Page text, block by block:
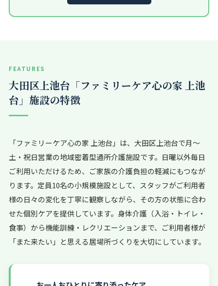
FEATURES
大田区上池台「ファミリーケア心の家 上池
台」施設の特徴
「ファミリーケア心の家 上池台」は、大田区上池台で月〜
土・祝日営業の地域密着型通所介護施設です。日曜以外毎日
ご利用いただけるため、ご家族の介護負担の軽減にもつなが
ります。定員10名の小規模施設として、スタッフがご利用者
様の日々の変化を丁寧に観察しながら、その方の状態に合わ
せた個別ケアを提供しています。身体介護（入浴・トイレ・
食事）から機能訓練・レクリエーションまで、ご利用者様が
「また来たい」と思える居場所づくりを大切にしています。